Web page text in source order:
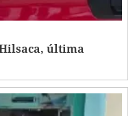
última